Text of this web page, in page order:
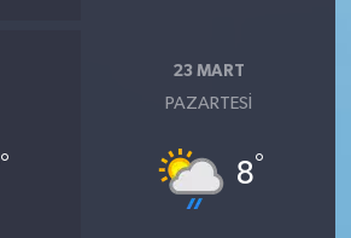
°
23 MART
PAZARTESI
8°